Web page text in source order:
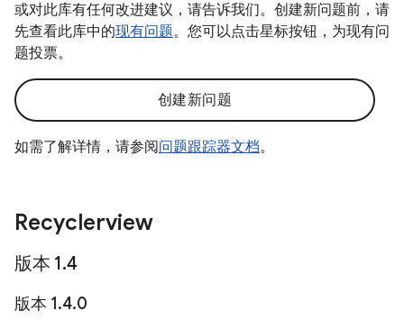
或对此库有任何改进建议，请告诉我们。创建新问题前，请
先查看此库中的现有问题。您可以点击星标按钮，为现有问
题投票。
创建新问题
如需了解详情，请参阅问题跟踪器文档。
Recyclerview
版本 1.4
版本 1.4.0